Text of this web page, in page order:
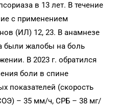
в 13 лет. В течение
с применением
(ИЛ) 12, 23. В анамнезе
были жалобы на боль
В 2023 г. обратился
боли в спине
показателей (скорость
– 35 мм/ч, СРБ – 38 мг/